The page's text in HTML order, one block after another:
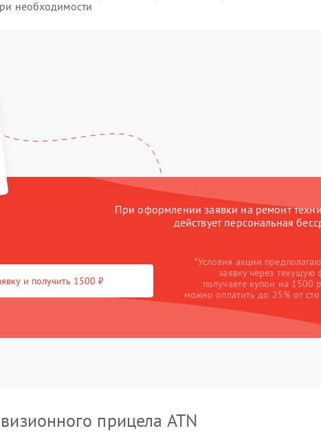
необходимости
При оформлении заявки на ремонт
действует персональная
и получить 1500 ₽
*Условия акции
заявку через
получаете купон на 1500
можно оплатить до 25% от
прицела ATN